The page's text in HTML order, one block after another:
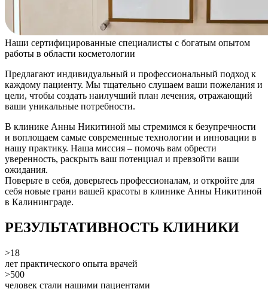
Наши сертифицированные специалисты с богатым опытом
работы в области косметологии
Предлагают индивидуальный и профессиональный подход к
каждому пациенту. Мы тщательно слушаем ваши пожелания и
цели, чтобы создать наилучший план лечения, отражающий
ваши уникальные потребности.
В клинике Анны Никитиной мы стремимся к безупречности
и воплощаем самые современные технологии и инновации в
нашу практику. Наша миссия – помочь вам обрести
уверенность, раскрыть ваш потенциал и превзойти ваши
ожидания.
Поверьте в себя, доверьтесь профессионалам, и откройте для
себя новые грани вашей красоты в клинике Анны Никитиной
в Калининграде.
РЕЗУЛЬТАТИВНОСТЬ КЛИНИКИ
>18
лет практического опыта врачей
>500
человек стали нашими пациентами